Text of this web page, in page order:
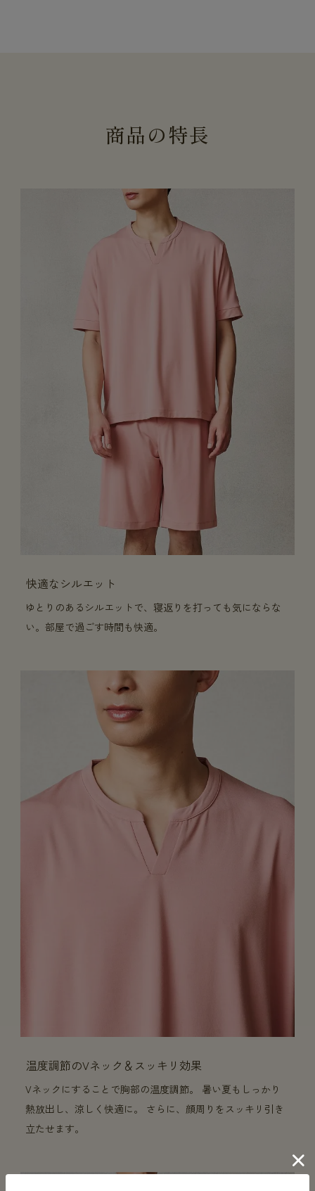
商品の特長
快適なシルエット
ゆとりのあるシルエットで、寝返りを打っても気にならな
い。部屋で過ごす時間も快適。
温度調節のVネック＆スッキリ効果
Vネックにすることで胸部の温度調節。 暑い夏もしっかり
熱放出し、涼しく快適に。 さらに、顔周りをスッキリ引き
立たせます。